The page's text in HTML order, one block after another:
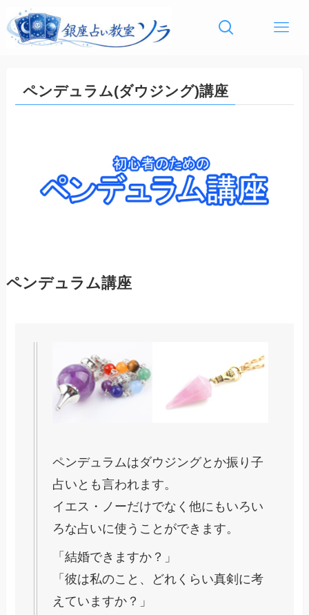
ペンデュラム(ダウジング)講座
ペンデュラム講座
ペンデュラムはダウジングとか振り子
占いとも言われます。
イエス・ノーだけでなく他にもいろい
ろな占いに使うことができます。
「結婚できますか？」
「彼は私のこと、どれくらい真剣に考
えていますか？」